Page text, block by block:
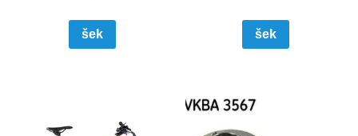
šek šek